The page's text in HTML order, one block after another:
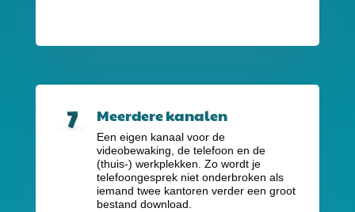
Meerdere kanalen
Een eigen kanaal voor de
videobewaking, de telefoon en de
(thuis-) werkplekken. Zo wordt je
telefoongesprek niet onderbroken als
iemand twee kantoren verder een groot
bestand download.